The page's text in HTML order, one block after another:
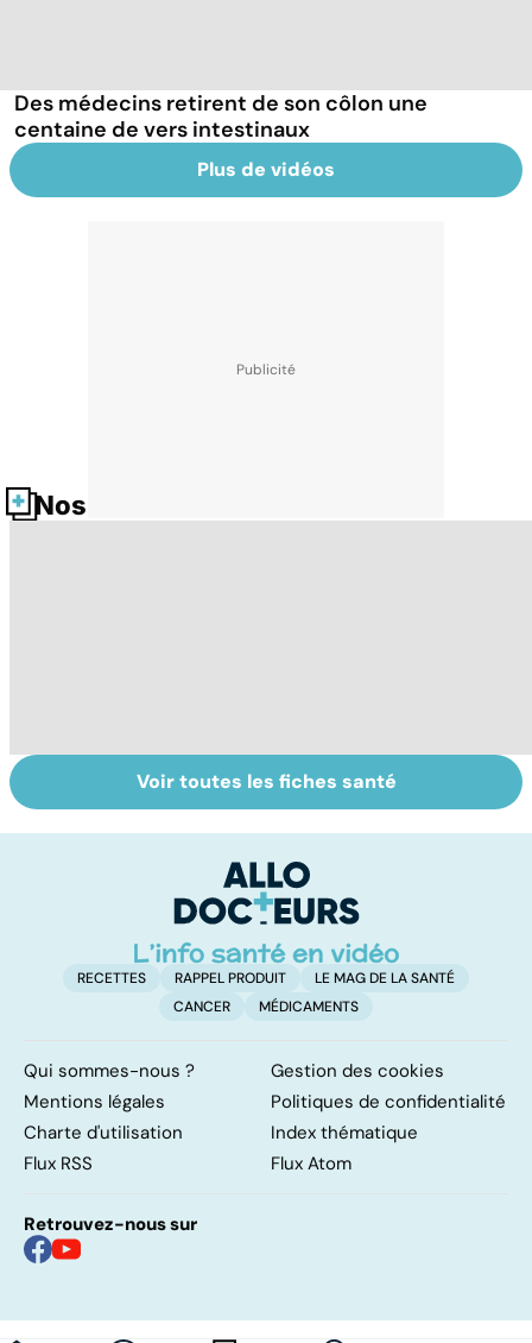
Des médecins retirent de son côlon une
centaine de vers intestinaux
Plus de vidéos
Nos fiches santé
pilonidal, un
Tout savoir sur
les virus
Voir toutes les fiches santé
RECETTES RAPPEL PRODUIT
LE MAG DE LA SANTÉ
CANCER
MÉDICAMENTS
Qui sommes-nous ?
Gestion des cookies
Mentions légales
Politiques de confidentialité
Charte d'utilisation
Index thématique
Flux RSS
Flux Atom
Retrouvez-nous sur